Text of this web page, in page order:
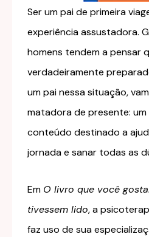
Ser um pai de primeira
experiência assustadora.
homens tendem a pensar
verdadeiramente
um pai nessa situação,
matadora de presente: um
conteúdo destinado a
jornada e sanar todas as
Em O livro que você
tivessem lido, a
faz uso de sua